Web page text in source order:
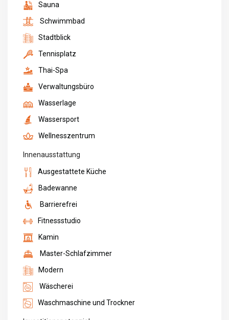
Sauna
Schwimmbad
Stadtblick
Tennisplatz
Thai-Spa
Verwaltungsbüro
Wasserlage
Wassersport
Wellnesszentrum
Innenausstattung
Ausgestattete Küche
Badewanne
Barrierefrei
Fitnessstudio
Kamin
Master-Schlafzimmer
Modern
Wäscherei
Waschmaschine und Trockner